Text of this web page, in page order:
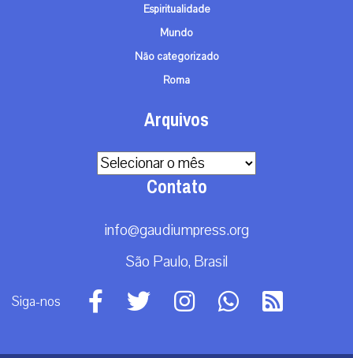
Espiritualidade
Mundo
Não categorizado
Roma
Arquivos
Arquivos
Contato
info@gaudiumpress.org
São Paulo, Brasil
Siga-nos